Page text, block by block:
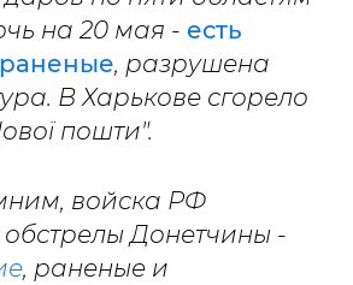
на 20 мая - есть
, разрушена
В Харькове сгорело
пошти".
войска РФ
Донетчины -
, раненые и